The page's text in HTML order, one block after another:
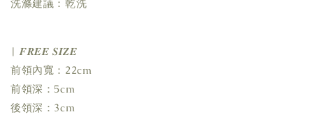
洗滌建議：乾洗
| 𝑭𝑹𝑬𝑬 𝑺𝑰𝒁𝑬
前領內寬：22cm
前領深：5cm
後領深：3cm